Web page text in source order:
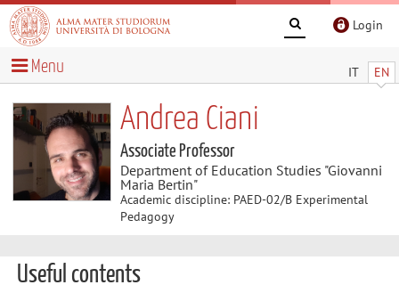
Login
IT EN
Menu
Andrea Ciani
Associate Professor
Department of Education Studies "Giovanni
Maria Bertin"
Academic discipline: PAED-02/B Experimental
Pedagogy
Useful contents